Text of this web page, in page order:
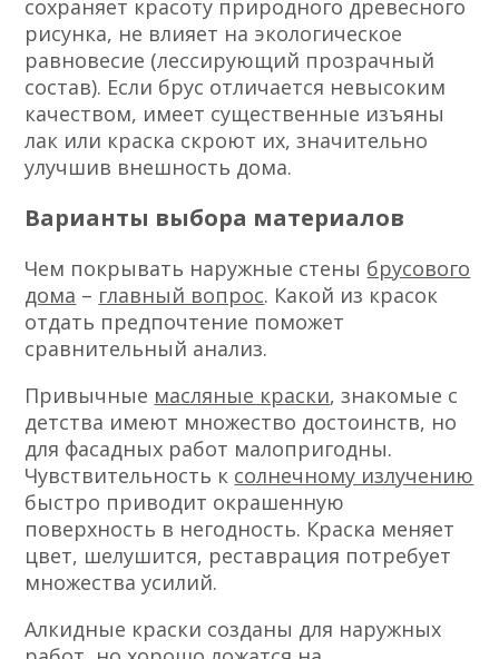
сохраняет красоту природного древесного
рисунка, не влияет на экологическое
равновесие (лессирующий прозрачный
состав). Если брус отличается невысоким
качеством, имеет существенные изъяны
лак или краска скроют их, значительно
улучшив внешность дома.
Варианты выбора материалов
Чем покрывать наружные стены брусового
дома – главный вопрос. Какой из красок
отдать предпочтение поможет
сравнительный анализ.
Привычные масляные краски, знакомые с
детства имеют множество достоинств, но
для фасадных работ малопригодны.
Чувствительность к солнечному излучению
быстро приводит окрашенную
поверхность в негодность. Краска меняет
цвет, шелушится, реставрация потребует
множества усилий.
Алкидные краски созданы для наружных